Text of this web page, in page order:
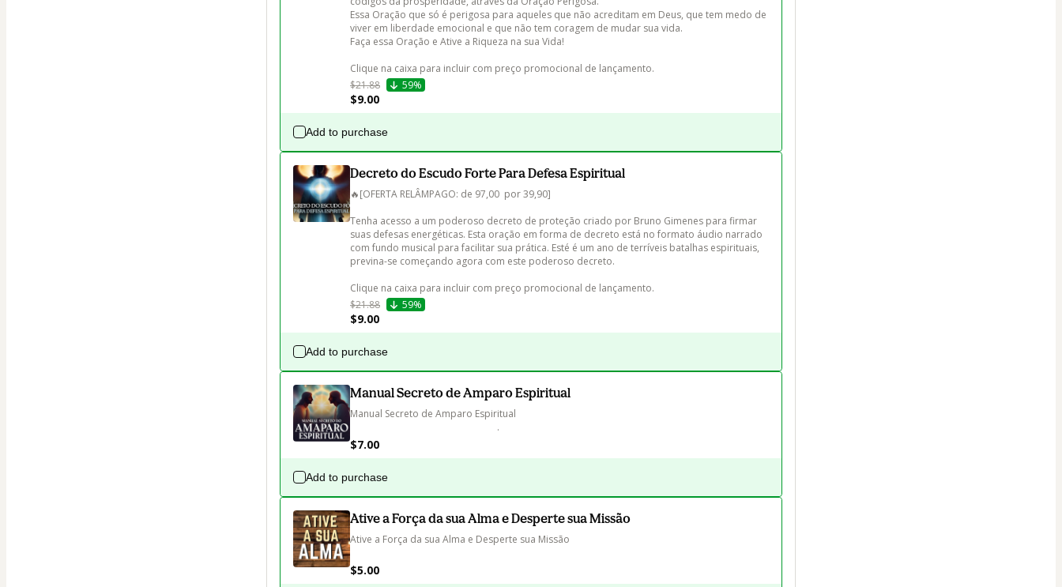
Essa Oração que só é perigosa para aqueles que não acreditam em Deus, que tem medo de
viver em liberdade emocional e que não tem coragem de mudar sua vida.
Faça essa Oração e Ative a Riqueza na sua Vida!
Clique na caixa para incluir com preço promocional de lançamento.
$21.88
59%
$9.00
Add to purchase
Decreto do Escudo Forte Para Defesa Espiritual
🔥[OFERTA RELÂMPAGO: de 97,00  por 39,90]
Tenha acesso a um poderoso decreto de proteção criado por Bruno Gimenes para firmar
suas defesas energéticas. Esta oração em forma de decreto está no formato áudio narrado
com fundo musical para facilitar sua prática. Esté é um ano de terríveis batalhas espirituais,
previna-se começando agora com este poderoso decreto.
Clique na caixa para incluir com preço promocional de lançamento.
$21.88
59%
$9.00
Add to purchase
Manual Secreto de Amparo Espiritual
Manual Secreto de Amparo Espiritual
                                                              .
$7.00
Add to purchase
Ative a Força da sua Alma e Desperte sua Missão
Ative a Força da sua Alma e Desperte sua Missão
$5.00